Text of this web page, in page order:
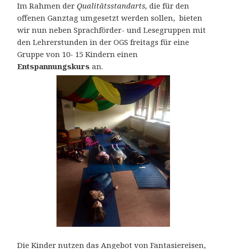
Im Rahmen derQualitätsstandarts, die für den
offenen Ganztag umgesetzt werden sollen, bieten
wir nun neben Sprachförder- und Lesegruppen mit
den Lehrerstunden in der OGS freitags für eine
Gruppe von 10- 15 Kindern einen
Entspannungskurs an.
Die Kinder nutzen das Angebot von Fantasiereisen,